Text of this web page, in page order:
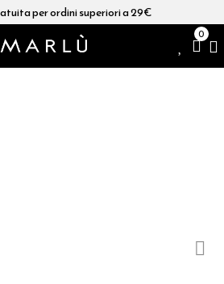
per ordini superiori a 29€
0